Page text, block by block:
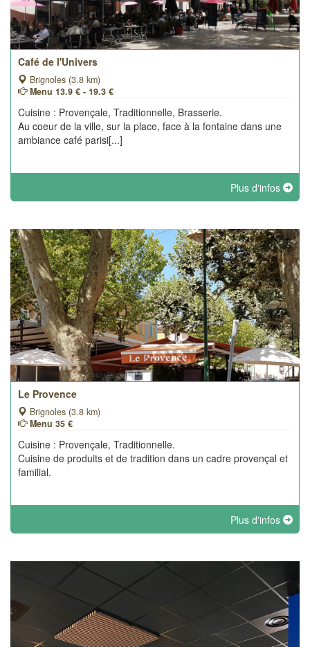
Café de l'Univers
Brignoles (3.8 km)
Menu 13.9 € - 19.3 €
Cuisine : Provençale, Traditionnelle, Brasserie.
Au coeur de la ville, sur la place, face à la fontaine dans une
ambiance café parisi[...]
Plus d'infos
Le Provence
Brignoles (3.8 km)
Menu 35 €
Cuisine : Provençale, Traditionnelle.
Cuisine de produits et de tradition dans un cadre provençal et
familial.
Plus d'infos